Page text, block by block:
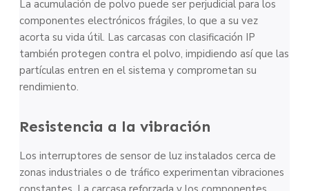
La acumulación de polvo puede ser perjudicial para los
componentes electrónicos frágiles, lo que a su vez
acorta su vida útil. Las carcasas con clasificación IP
también protegen contra el polvo, impidiendo así que las
partículas entren en el sistema y comprometan su
rendimiento.
Resistencia a la vibración
Los interruptores de sensor de luz instalados cerca de
zonas industriales o de tráfico experimentan vibraciones